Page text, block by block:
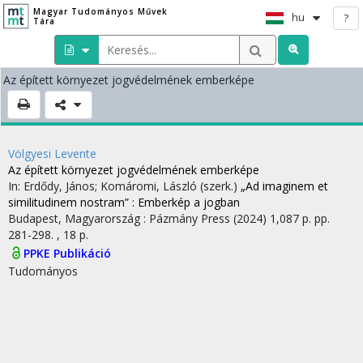
Magyar Tudományos Művek
Tára
hu ?
Az épített környezet jogvédelmének emberképe
Völgyesi Levente
Az épített környezet jogvédelmének emberképe
In: Erdődy, János; Komáromi, László (szerk.) „Ad imaginem et
similitudinem nostram” : Emberkép a jogban
Budapest, Magyarország : Pázmány Press (2024) 1,087 p. pp.
281-298. , 18 p.
PPKE Publikáció
Tudományos